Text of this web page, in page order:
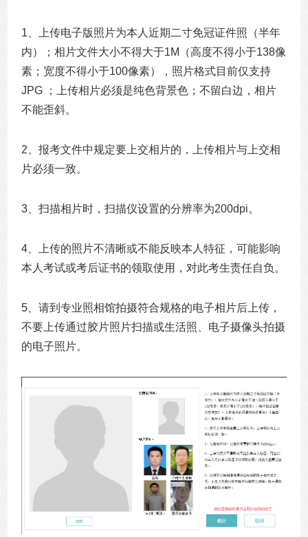
1、上传电子版照片为本人近期二寸免冠证件照（半年
内）；相片文件大小不得大于1M（高度不得小于138像
素；宽度不得小于100像素），照片格式目前仅支持
JPG ；上传相片必须是纯色背景色；不留白边，相片
不能歪斜。
2、报考文件中规定要上交相片的，上传相片与上交相
片必须一致。
3、扫描相片时，扫描仪设置的分辨率为200dpi。
4、上传的照片不清晰或不能反映本人特征，可能影响
本人考试或考后证书的领取使用，对此考生责任自负。
5、请到专业照相馆拍摄符合规格的电子相片后上传，
不要上传通过胶片照片扫描或生活照、电子摄像头拍摄
的电子照片。